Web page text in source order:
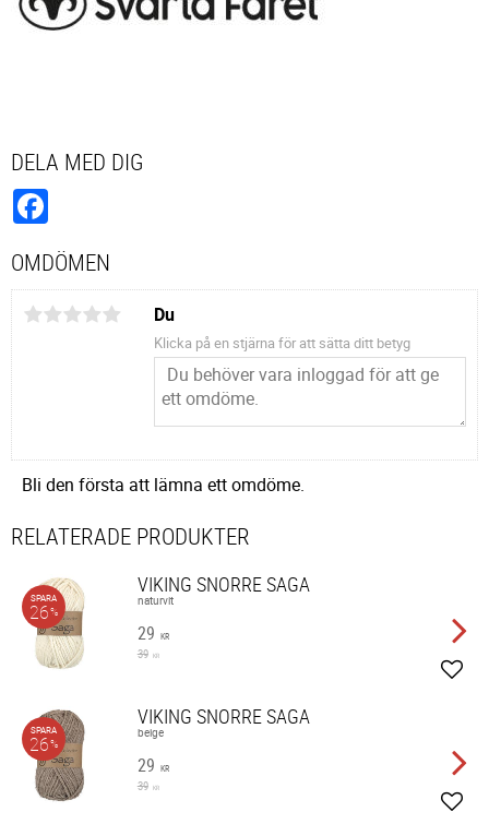
DELA MED DIG
OMDÖMEN
Du
Klicka på en stjärna för att sätta ditt betyg
Bli den första att lämna ett omdöme.
RELATERADE PRODUKTER
VIKING SNORRE SAGA
naturvit
29 KR
39 KR
SPARA
26%
VIKING SNORRE SAGA
beige
29 KR
39 KR
SPARA
26%